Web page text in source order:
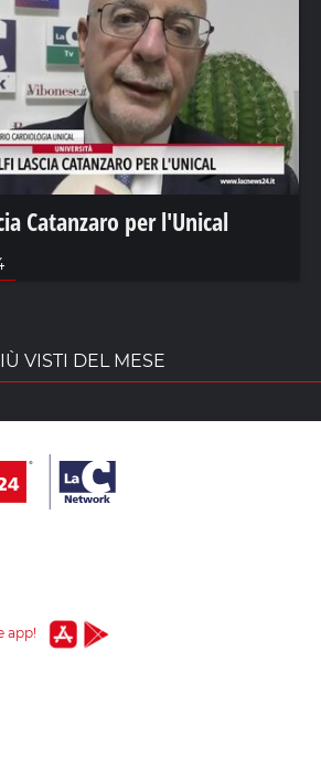
Catanzaro per l'Unical
VISTI DEL MESE
app!